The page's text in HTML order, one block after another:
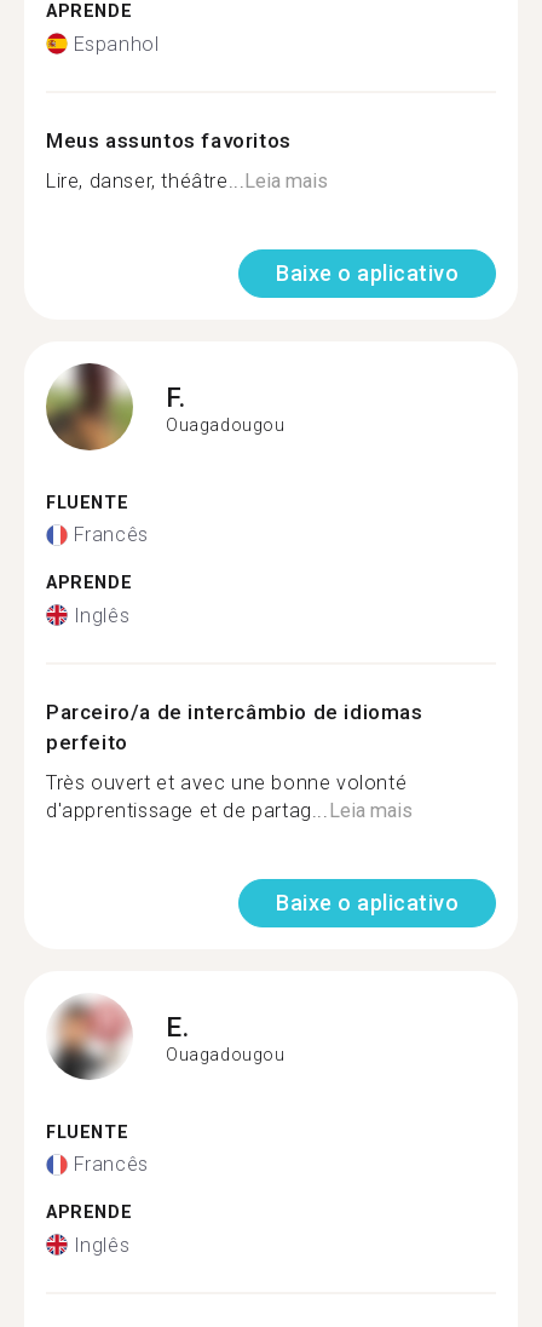
APRENDE
Espanhol
Meus assuntos favoritos
Lire, danser, théâtre... Leia mais
Baixe o aplicativo
F.
Ouagadougou
FLUENTE
Francês
APRENDE
Inglês
Parceiro/a de intercâmbio de idiomas
perfeito
Très ouvert et avec une bonne volonté
d'apprentissage et de partag... Leia mais
Baixe o aplicativo
E.
Ouagadougou
FLUENTE
Francês
APRENDE
Inglês